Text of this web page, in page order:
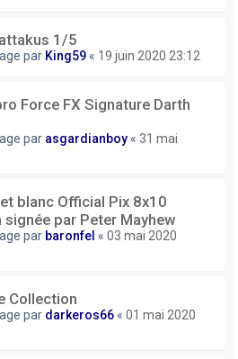
1/5
par King59 « 19 juin 2020 23:12
Force FX Signature Darth
par asgardianboy « 31 mai
blanc Official Pix 8x10
signée par Peter Mayhew
par baronfel « 03 mai 2020
Collection
par darkeros66 « 01 mai 2020